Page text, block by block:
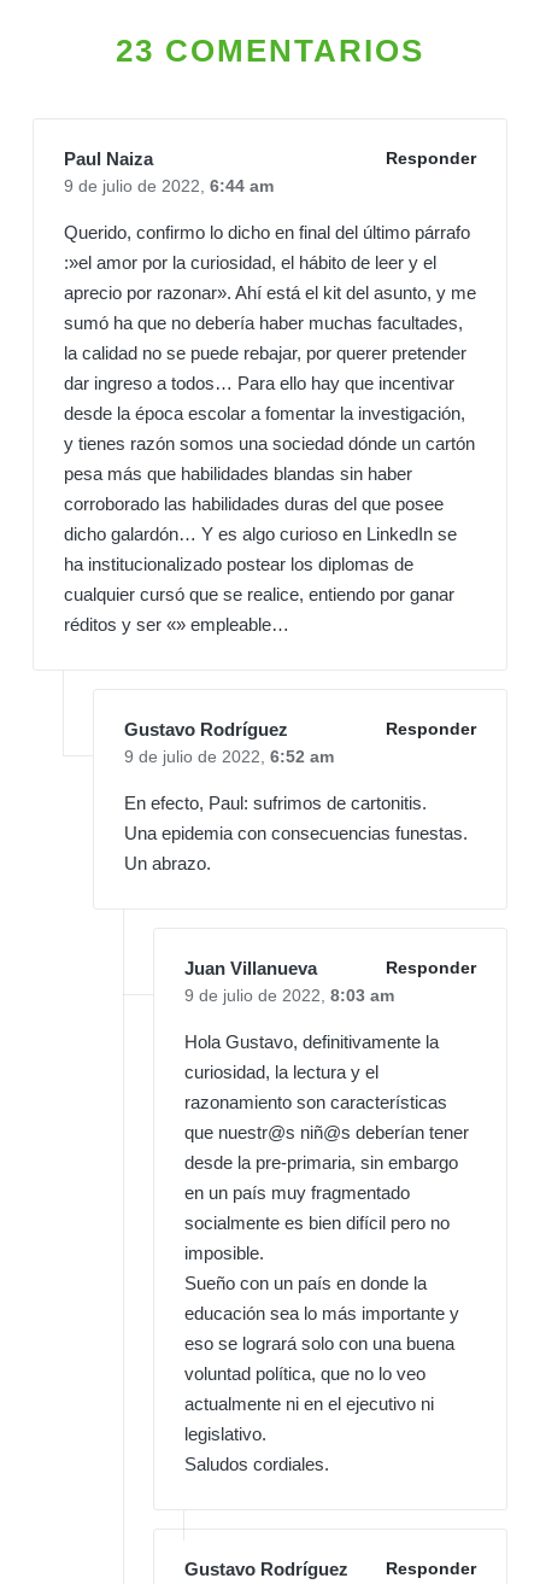
23 COMENTARIOS
Paul Naiza
Responder
9 de julio de 2022, 6:44 am
Querido, confirmo lo dicho en final del último párrafo
:»el amor por la curiosidad, el hábito de leer y el
aprecio por razonar». Ahí está el kit del asunto, y me
sumó ha que no debería haber muchas facultades,
la calidad no se puede rebajar, por querer pretender
dar ingreso a todos… Para ello hay que incentivar
desde la época escolar a fomentar la investigación,
y tienes razón somos una sociedad dónde un cartón
pesa más que habilidades blandas sin haber
corroborado las habilidades duras del que posee
dicho galardón… Y es algo curioso en LinkedIn se
ha institucionalizado postear los diplomas de
cualquier cursó que se realice, entiendo por ganar
réditos y ser «» empleable…
Gustavo Rodríguez
Responder
9 de julio de 2022, 6:52 am
En efecto, Paul: sufrimos de cartonitis.
Una epidemia con consecuencias funestas.
Un abrazo.
Juan Villanueva
Responder
9 de julio de 2022, 8:03 am
Hola Gustavo, definitivamente la
curiosidad, la lectura y el
razonamiento son características
que nuestr@s niñ@s deberían tener
desde la pre-primaria, sin embargo
en un país muy fragmentado
socialmente es bien difícil pero no
imposible.
Sueño con un país en donde la
educación sea lo más importante y
eso se logrará solo con una buena
voluntad política, que no lo veo
actualmente ni en el ejecutivo ni
legislativo.
Saludos cordiales.
Gustavo Rodríguez
Responder